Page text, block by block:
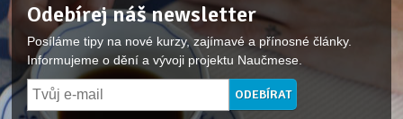
Odebírej náš newsletter
Posíláme tipy na nové kurzy, zajímavé a přínosné články.
Informujeme o dění a vývoji projektu Naučmese.